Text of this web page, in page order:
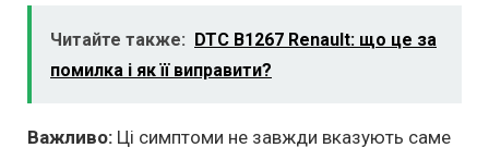
Читайте также:
DTC B1267 Renault: що це за
помилка і як її виправити?
Важливо: Ці симптоми не завжди вказують саме